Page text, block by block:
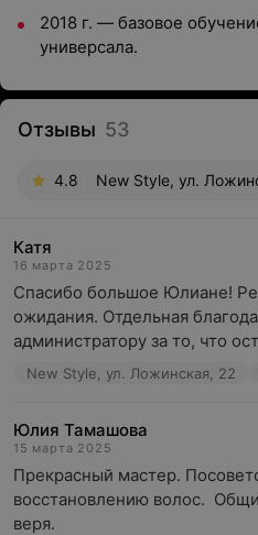
2018 г. — базовое
универсала.
Отзывы 53
4.8 New Style, ул.
Катя
16 марта 2025
Спасибо большое Юлиане!
ожидания. Отдельная
администратору за то, что
New Style, ул. Ложинская, 22
Юлия Тамашова
15 марта 2025
Прекрасный мастер.
восстановлению волос.
веря.